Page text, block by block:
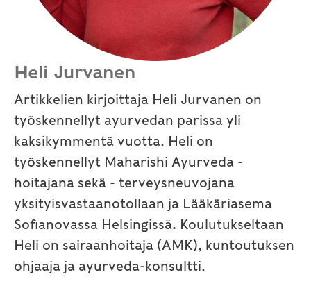
Heli Jurvanen
Artikkelien kirjoittaja Heli Jurvanen on
työskennellyt ayurvedan parissa yli
kaksikymmentä vuotta. Heli on
työskennellyt Maharishi Ayurveda -
hoitajana sekä - terveysneuvojana
yksityisvastaanotollaan ja Lääkäriasema
Sofianovassa Helsingissä. Koulutukseltaan
Heli on sairaanhoitaja (AMK), kuntoutuksen
ohjaaja ja ayurveda-konsultti.